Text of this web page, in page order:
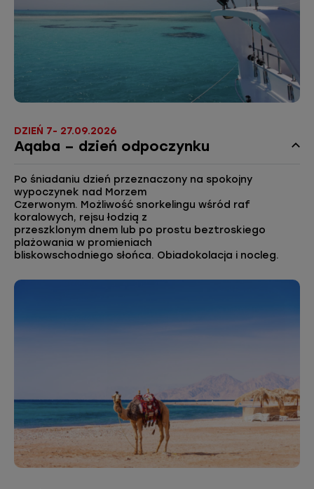
DZIEŃ 7- 27.09.2026
Aqaba – dzień odpoczynku
Po śniadaniu dzień przeznaczony na spokojny
wypoczynek nad Morzem
Czerwonym. Możliwość snorkelingu wśród raf
koralowych, rejsu łodzią z
przeszklonym dnem lub po prostu beztroskiego
plażowania w promieniach
bliskowschodniego słońca. Obiadokolacja i nocleg.